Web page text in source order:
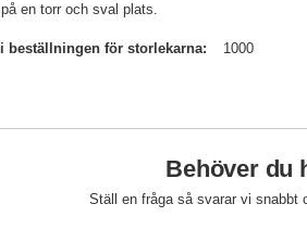
en torr och sval plats.
beställningen för storlekarna 1000
Behöver du
Ställ en fråga så svarar vi snabbt